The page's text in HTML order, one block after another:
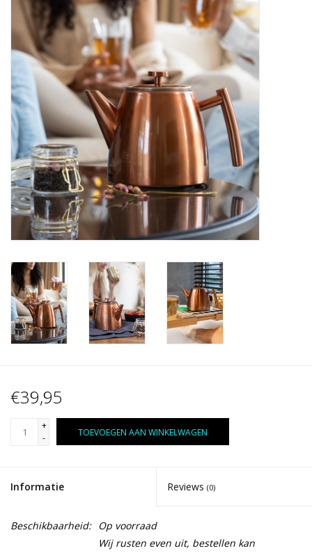
Alles zien
NIEUW!
Sale!
Kleuren
€39,95
+
-
TOEVOEGEN AAN WINKELWAGEN
Informatie Reviews (0)
Beschikbaarheid: Op voorraad
Wij rusten even uit, bestellen kan